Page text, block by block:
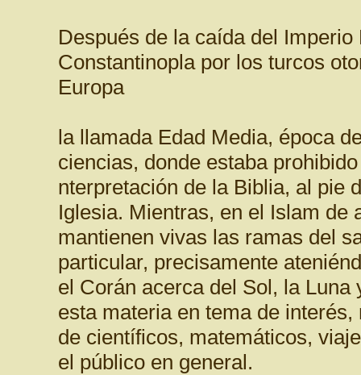
Después de la caída del
Constantinopla por los turcos
Europa
la llamada Edad Media, época
ciencias, donde estaba
nterpretación de la Biblia, al pie
Iglesia. Mientras, en el Islam de
mantienen vivas las ramas del
particular, precisamente
el Corán acerca del Sol, la
esta materia en tema de
de científicos, matemáticos,
el público en general.